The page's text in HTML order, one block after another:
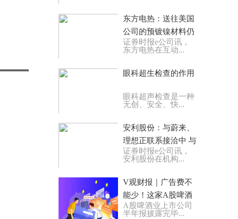
东方电热：送往美国
公司的预镀镍材料仍
处于验证过程中
证券时报e公司讯，
东方电热在互动...
眼科超生检查的作用
眼科超声检查是一种
无创、安全、快...
安利股份：与蔚来、
理想正联系接洽中 与
小鹏合作稳定有序
证券时报e公司讯，
安利股份在机构...
V观财报｜广告费不
能少！这家A股啤酒
公司，4倍+！
A股啤酒业上市公司
半年报披露完毕...